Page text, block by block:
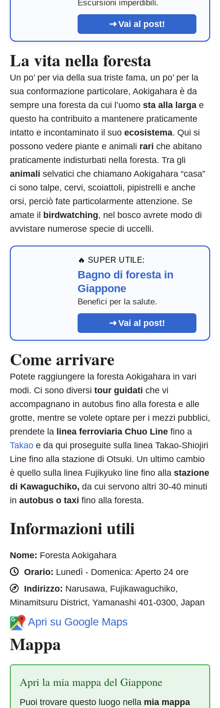
Escursioni imperdibili.
Vai al post!
La vita nella foresta
Un po’ per via della sua triste fama, un po’ per la
sua conformazione particolare, Aokigahara è da
sempre una foresta da cui l’uomo sta alla larga e
questo ha contribuito a mantenere praticamente
intatto e incontaminato il suo ecosistema. Qui si
possono vedere piante e animali rari che abitano
praticamente indisturbati nella foresta. Tra gli
animali selvatici che chiamano Aokigahara “casa”
ci sono talpe, cervi, scoiattoli, pipistrelli e anche
orsi, perciò fate particolarmente attenzione. Se
amate il
birdwatching, nel bosco avrete modo di
avvistare numerose specie di uccelli.
🔥 SUPER UTILE:
Bagno di foresta in
Giappone
Benefici per la salute.
Vai al post!
Come arrivare
Potete raggiungere la foresta Aokigahara in vari
modi. Ci sono diversi tour guidati che vi
accompagnano in autobus fino alla foresta e alle
grotte, mentre se volete optare per i mezzi pubblici,
prendete la linea ferroviaria Chuo Line fino a
Takao e da qui proseguite sulla linea Takao-Shiojiri
Line fino alla stazione di Otsuki. Un ultimo cambio
è quello sulla linea Fujikyuko line fino alla stazione
di Kawaguchiko, da cui servono altri 30-40 minuti
in autobus o taxi fino alla foresta.
Informazioni utili
Nome: Foresta Aokigahara
Orario: Lunedì - Domenica: Aperto 24 ore
Indirizzo: Narusawa, Fujikawaguchiko,
Minamitsuru District, Yamanashi 401-0300, Japan
Apri su Google Maps
Mappa
Apri la mia mappa del Giappone
Puoi trovare questo luogo nella mia mappa